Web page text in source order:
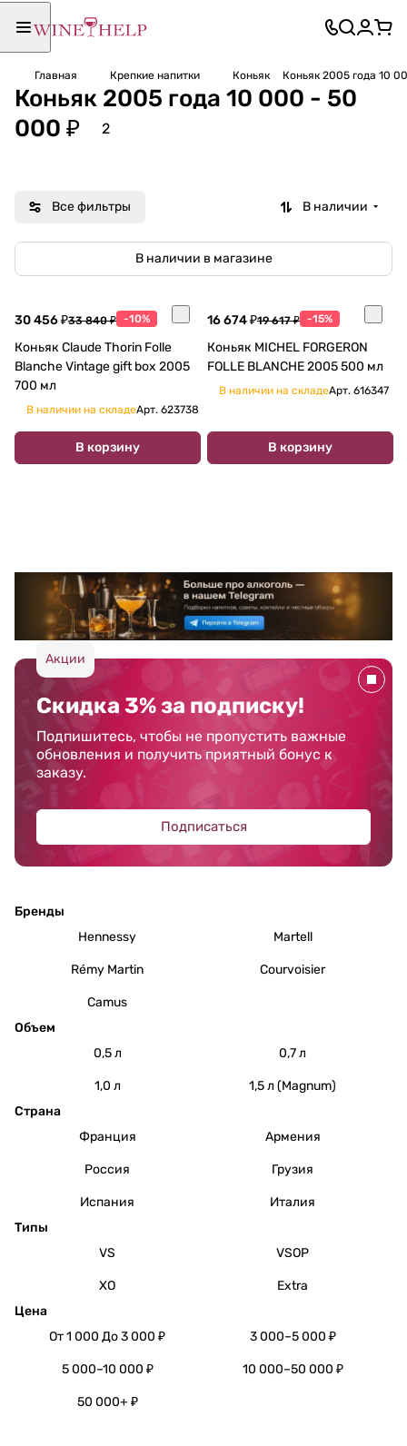
Главная Крепкие напитки Коньяк Коньяк 2005 года 10
Коньяк 2005 года 10 000 - 50
000 ₽
2
Все фильтры В наличии
В наличии в магазине
30 456 ₽33 840 ₽ -10%
Коньяк Claude Thorin Folle
Blanche Vintage gift box 2005
700 мл
В наличии на складеАрт. 623738
В корзину
16 674 ₽19 617 ₽ -15%
Коньяк MICHEL FORGERON
FOLLE BLANCHE 2005 500 мл
В наличии на складеАрт. 616347
В корзину
Акции
Скидка 3% за подписку!
Подпишитесь, чтобы не пропустить важные
обновления и получить приятный бонус к
заказу.
Подписаться
Бренды
Hennessy
Martell
Rémy Martin Courvoisier
Camus
Объем
0,5 л
0,7 л
1,0 л
1,5 л (Magnum)
Страна
Франция
Армения
Россия Грузия
Испания
Италия
Типы
VS
VSOP
XO
Extra
Цена
От 1 000 До 3 000 ₽
3 000–5 000 ₽
5 000–10 000 ₽ 10 000–50 000 ₽
50 000+ ₽